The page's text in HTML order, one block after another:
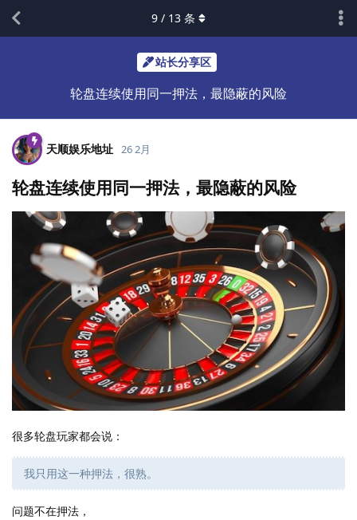
站长分享区
轮盘连续使用同一押法，最隐蔽的风险
9 / 13 条
天顺娱乐地址 26 2月
轮盘连续使用同一押法，最隐蔽的风险
很多轮盘玩家都会说：
我只用这一种押法，很熟。
问题不在押法，